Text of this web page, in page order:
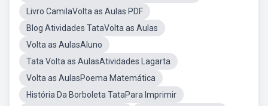
Livro CamilaVolta as Aulas PDF
Blog Atividades TataVolta as Aulas
Volta as AulasAluno
Tata Volta as AulasAtividades Lagarta
Volta as AulasPoema Matemática
História Da Borboleta TataPara Imprimir